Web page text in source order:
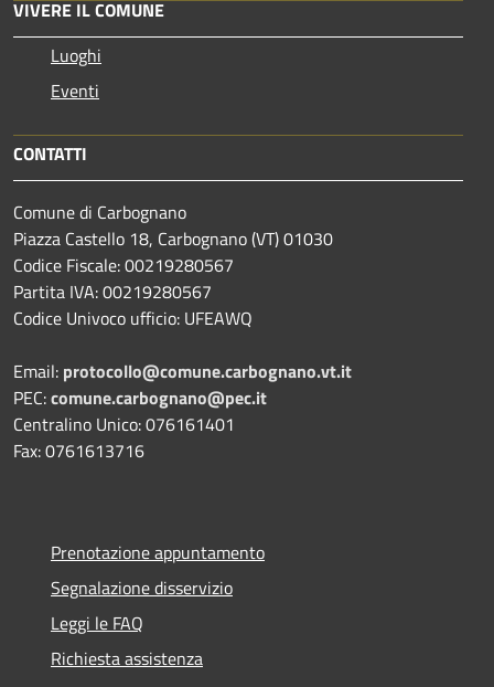
VIVERE IL COMUNE
Luoghi
Eventi
CONTATTI
Comune di Carbognano
Piazza Castello 18, Carbognano (VT) 01030
Codice Fiscale: 00219280567
Partita IVA: 00219280567
Codice Univoco ufficio: UFEAWQ
Email: protocollo@comune.carbognano.vt.it
PEC:comune.carbognano@pec.it
Centralino Unico: 076161401
Fax: 0761613716
Prenotazione appuntamento
Segnalazione disservizio
Leggi le FAQ
Richiesta assistenza